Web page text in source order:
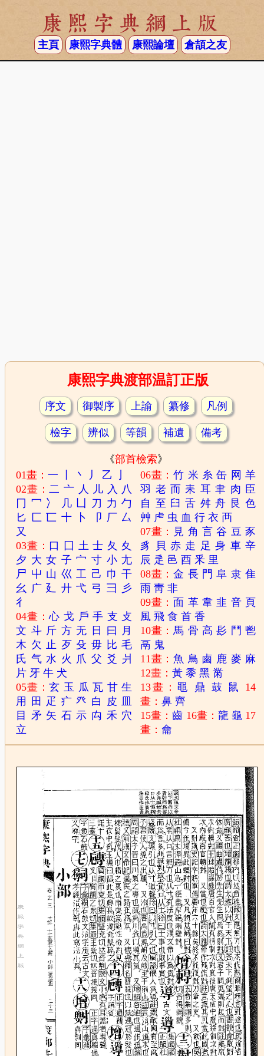
康熙字典網上版
主頁 康熙字典體 康熙論壇 倉頡之友
康熙字典渡部温訂正版
序文 御製序 上諭 纂修 凡例
檢字 辨似 等韻 補遺 備考
《部首檢索》
01畫：一 丶 丿 乙
02畫：二 亠 人 儿 入 八
冂 冖 冫 几 凵 刀 力 勹
匕 匚 匸 十 卜 卩 厂 厶
又
03畫： 口 囗 土 士 夂 夊
夕 大 女 子 宀 寸 小 尢
尸 屮 山 巛 工 己 巾 干
幺 广 廴 廾 弋 弓 彐
彡
彳
04畫：心 戈 戶 手 支 攴
文 斗 斤 方 无 日 曰 月
木 欠 止 歹 殳 毋 比 毛
氏 气 水 火 爪 父 爻 爿
片 牙 牛 犬
05畫：玄 玉 瓜 瓦 甘 生
用
田 疋 疒 癶 白 皮
目
矛 矢 石 示 禸 禾 穴
立
06畫：竹 米 糸 缶 网 羊
羽 老 而 耒 耳 聿 肉 臣
自 至 臼 舌 舛 舟 艮 色
艸 虍 虫 血 行 衣 襾
07畫： 見 角 言 谷 豆 豕
豸
貝 赤 走 足 身 車 辛
辰 辵 邑 酉 釆 里
08畫：金 長 門 阜 隶 隹
雨 靑 非
09畫： 面 革 韋 韭 音 頁
風 飛 食 首 香
10畫：馬 骨 高 髟 鬥 鬯
鬲 鬼
11畫：魚 鳥 鹵 鹿 麥 麻
12畫：黃 黍 黑 黹
13畫： 黽 鼎 鼓 鼠
14
畫：鼻 齊
15畫：齒 16畫： 龍 龜 17
畫：龠